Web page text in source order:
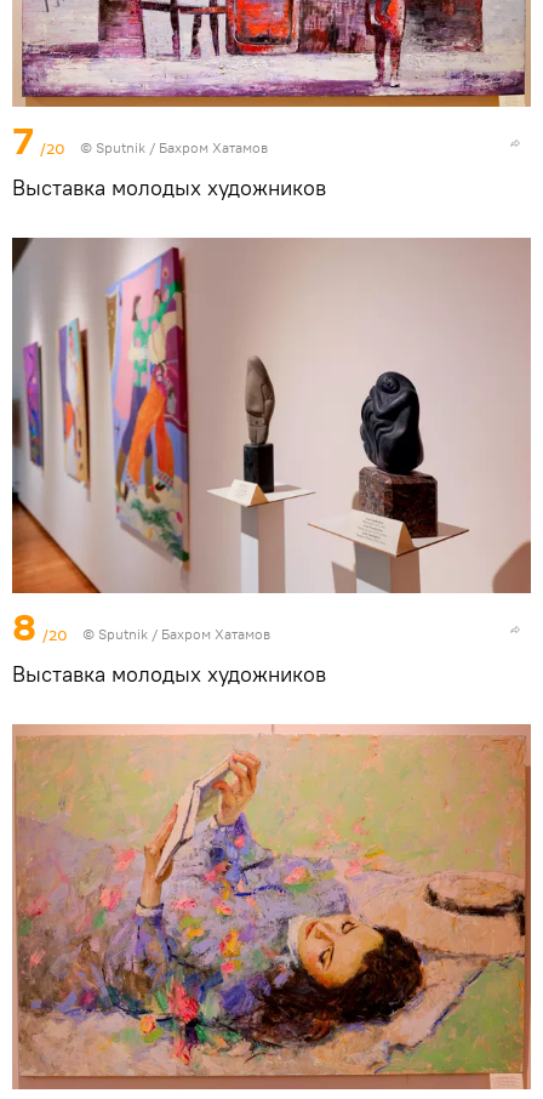
7 /20 © Sputnik / Бахром Хатамов
Выставка молодых художников
8 /20 © Sputnik / Бахром Хатамов
Выставка молодых художников